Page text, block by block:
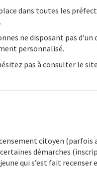
dans toutes les
ne disposant pas
personnalisé.
pas à consulter le
citoyen (parfois
démarches
jeune qui s’est fait